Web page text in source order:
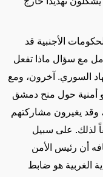
الأجنبية قد
مع سؤال ماذا تفعل
السوري. آخرون، ومع
أمنية حول منح دمشق
وقد يغيرون مشاركتهم
لذلك. على سبيل
أن رئيس الأمن
الغربية هو ضابط